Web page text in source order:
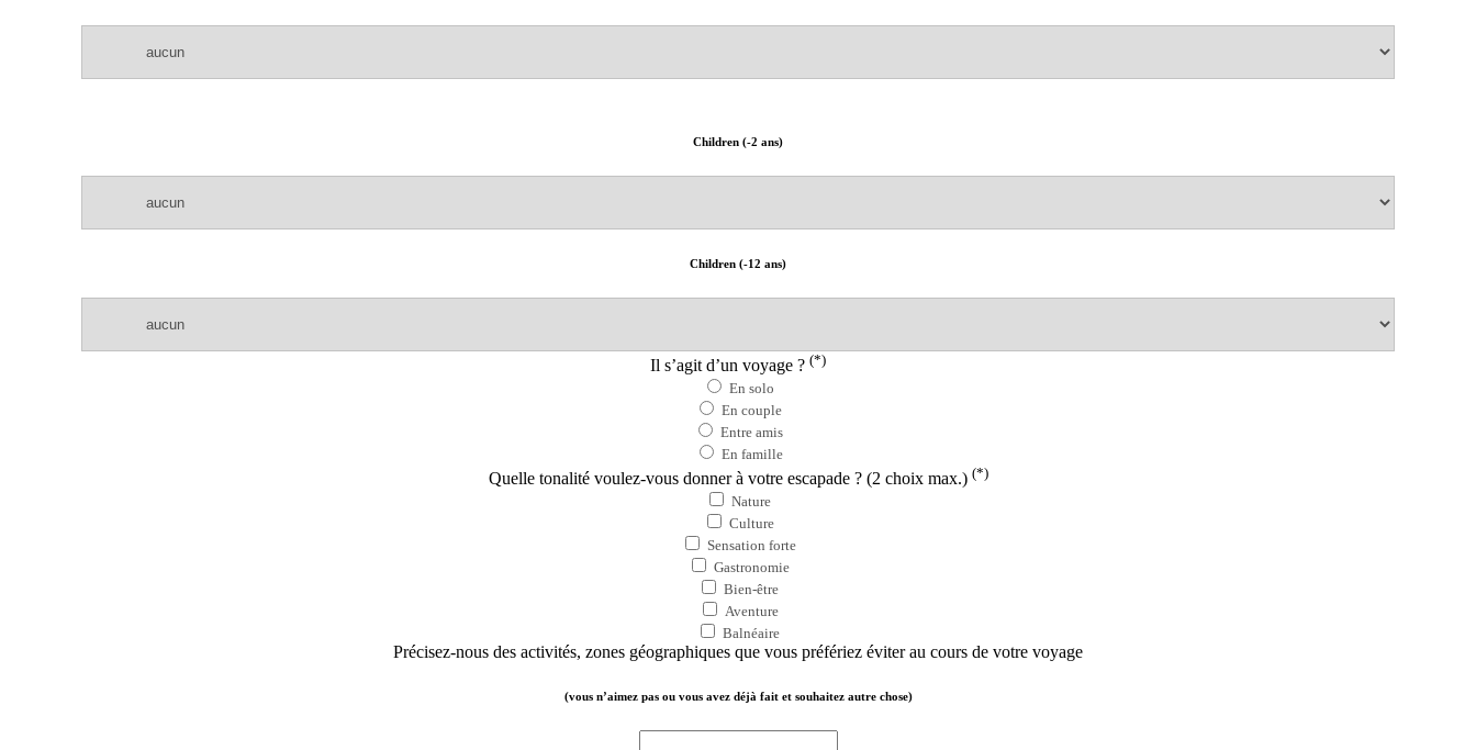
Children (-2 ans)
Children (-12 ans)
Il s’agit d’un voyage ? (*)
En solo
En couple
Entre amis
En famille
Quelle tonalité voulez-vous donner à votre escapade ? (2 choix max.) (*)
Nature
Culture
Sensation forte
Gastronomie
Bien-être
Aventure
Balnéaire
Précisez-nous des activités, zones géographiques que vous préfériez éviter au cours de votre voyage
(vous n’aimez pas ou vous avez déjà fait et souhaitez autre chose)